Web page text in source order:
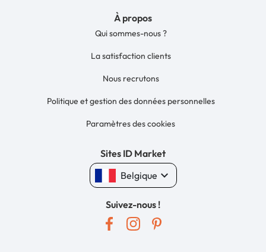
À propos
Qui sommes-nous ?
La satisfaction clients
Nous recrutons
Politique et gestion des données personnelles
Paramètres des cookies
Sites ID Market
Belgique keyboard_arrow_down
Suivez-nous !